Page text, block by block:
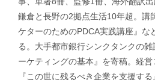
鎌倉と長野の2拠点生活10年超。講
ケターのためのPDCA実践講座』な
る。大手都市銀行シンクタンクの
ーケティングの基本』を寄稿。経
『この世に残るべき企業を支援す